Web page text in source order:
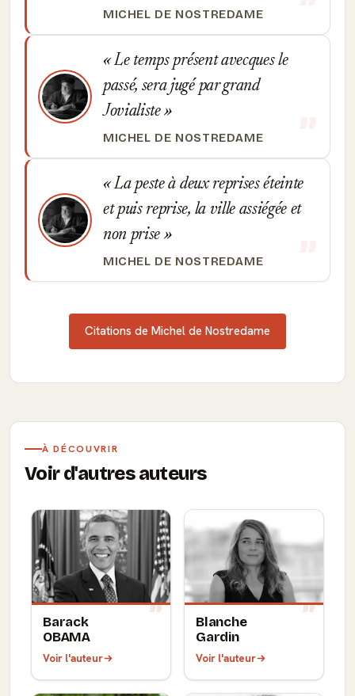
MICHEL DE NOSTREDAME
Le temps présent avecques le
passé, sera jugé par grand
Jovialiste
MICHEL DE NOSTREDAME
La peste à deux reprises éteinte
et puis reprise, la ville assiégée et
non prise
MICHEL DE NOSTREDAME
Citations de Michel de Nostredame
À DÉCOUVRIR
Voir d'autres auteurs
Barack
OBAMA
Voir l'auteur
Blanche
Gardin
Voir l'auteur